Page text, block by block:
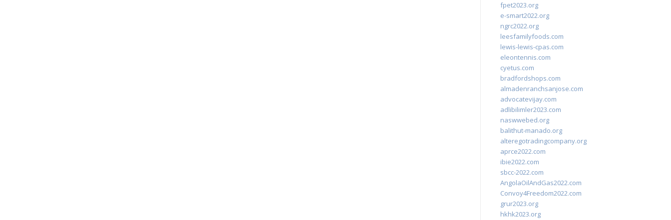
fpet2023.org
e-smart2022.org
ngrc2022.org
leesfamilyfoods.com
lewis-lewis-cpas.com
eleontennis.com
cyetus.com
bradfordshops.com
almadenranchsanjose.com
advocatevijay.com
adlibilimler2023.com
naswwebed.org
balithut-manado.org
alteregotradingcompany.org
aprce2022.com
ibie2022.com
sbcc-2022.com
AngolaOilAndGas2022.com
Convoy4Freedom2022.com
grur2023.org
hkhk2023.org